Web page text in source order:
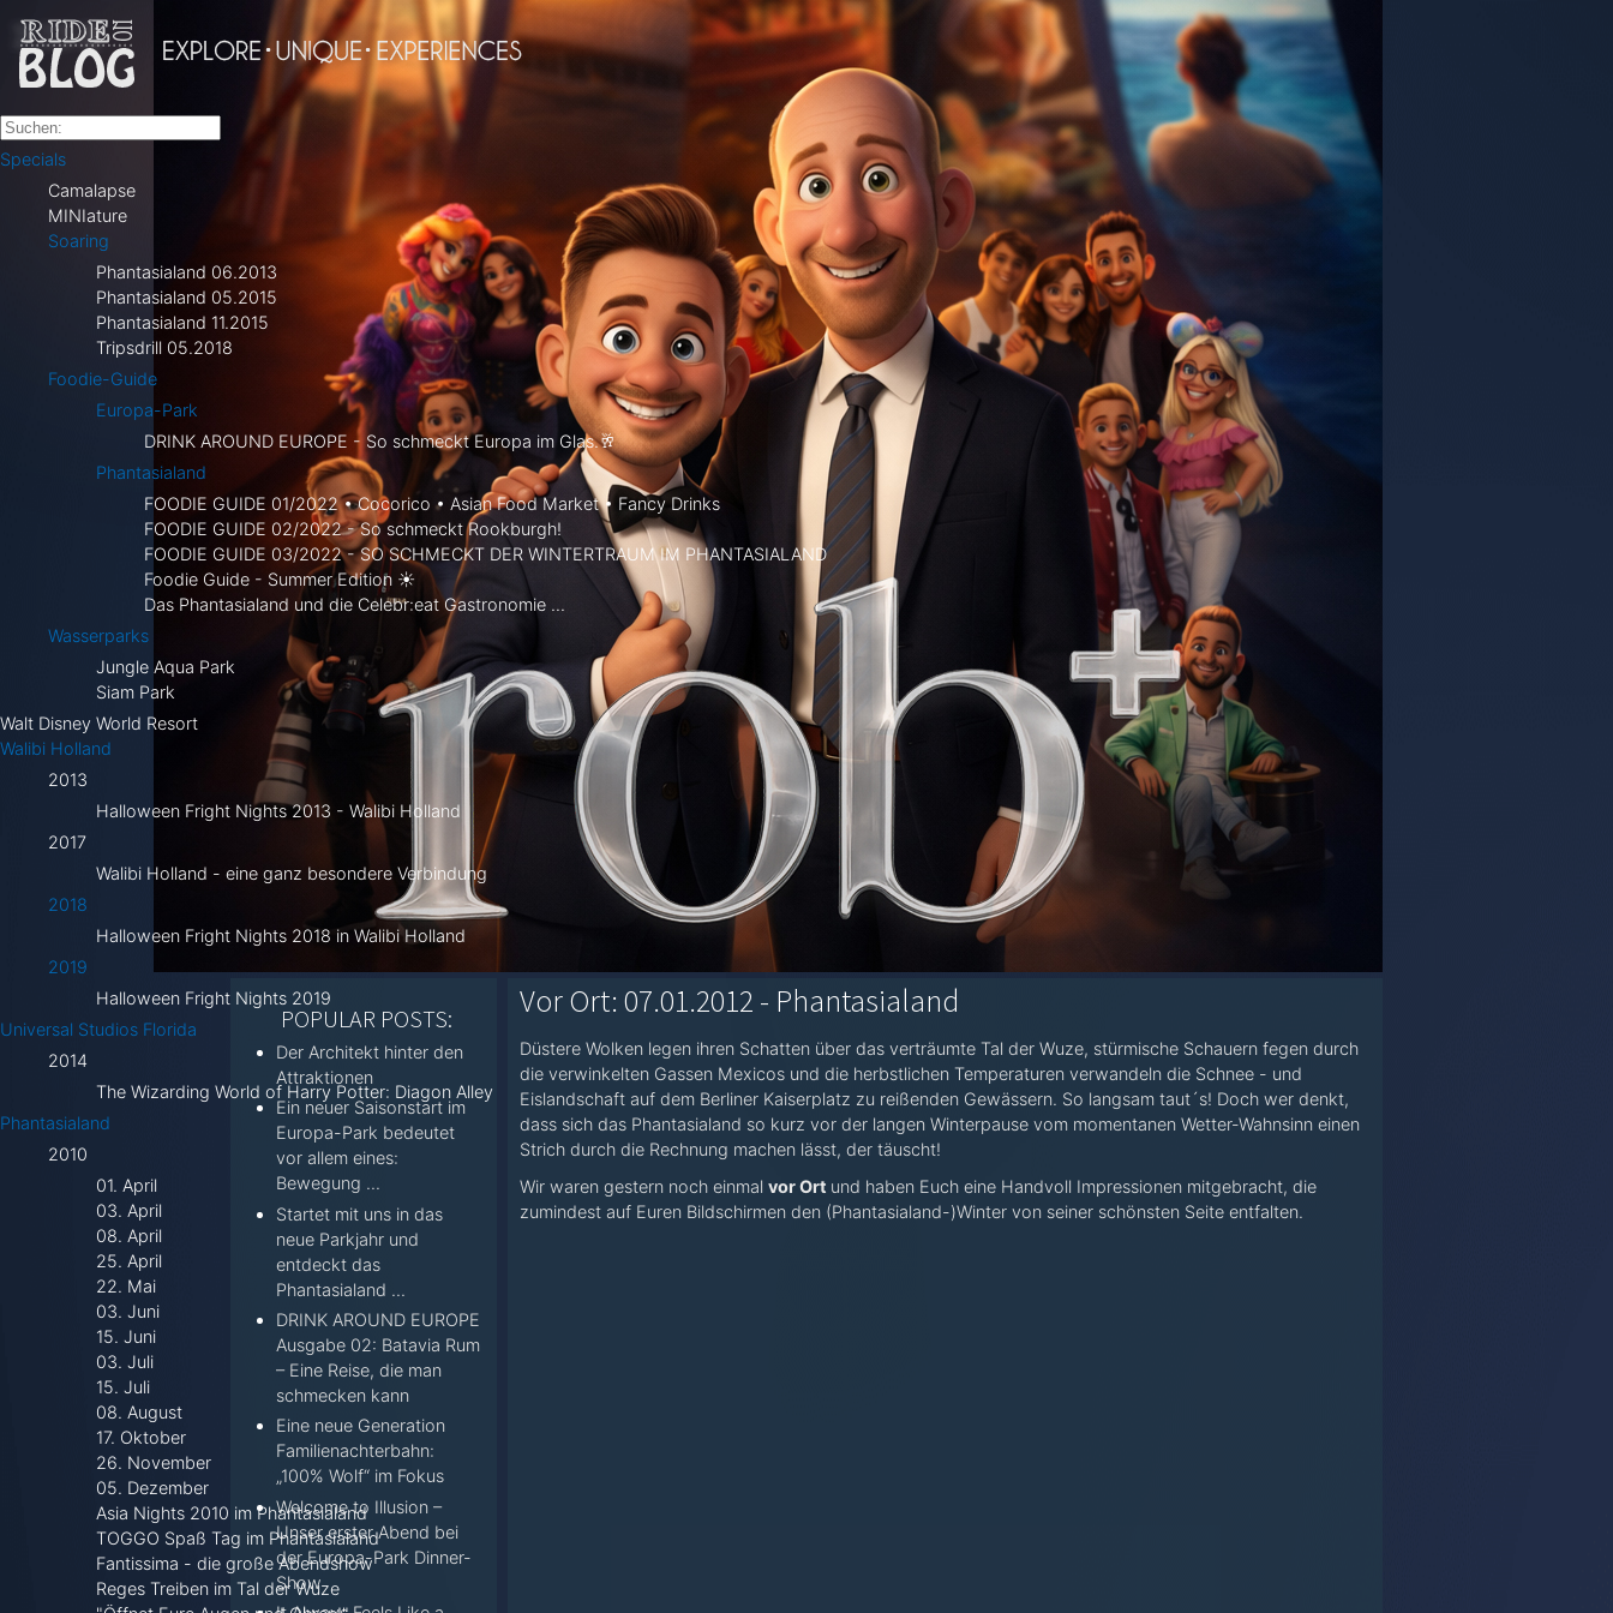
Specials
Camalapse
MINIature
Soaring
Phantasialand 06.2013
Phantasialand 05.2015
Phantasialand 11.2015
Tripsdrill 05.2018
Foodie-Guide
Europa-Park
DRINK AROUND EUROPE - So schmeckt Europa im Glas.🥂
Phantasialand
FOODIE GUIDE 01/2022 • Cocorico • Asian Food Market • Fancy Drinks
FOODIE GUIDE 02/2022 - So schmeckt Rookburgh!
FOODIE GUIDE 03/2022 - SO SCHMECKT DER WINTERTRAUM IM PHANTASIALAND
Foodie Guide - Summer Edition ☀
Das Phantasialand und die Celebr:eat Gastronomie ...
Wasserparks
Jungle Aqua Park
Siam Park
Walt Disney World Resort
Walibi Holland
2013
Halloween Fright Nights 2013 - Walibi Holland
2017
Walibi Holland - eine ganz besondere Verbindung
2018
Halloween Fright Nights 2018 in Walibi Holland
2019
Halloween Fright Nights 2019
Universal Studios Florida
2014
The Wizarding World of Harry Potter: Diagon Alley
Phantasialand
2010
01. April
03. April
08. April
25. April
22. Mai
03. Juni
15. Juni
03. Juli
15. Juli
08. August
17. Oktober
26. November
05. Dezember
Asia Nights 2010 im Phantasialand
TOGGO Spaß Tag im Phantasialand
Fantissima - die große Abendshow
Reges Treiben im Tal der Wuze
Vor Ort: 07.01.2012 - Phantasialand
Düstere Wolken legen ihren Schatten über das verträumte Tal der Wuze, stürmische Schauern fegen durch
die verwinkelten Gassen Mexicos und die herbstlichen Temperaturen verwandeln die Schnee - und
Eislandschaft auf dem Berliner Kaiserplatz zu reißenden Gewässern. So langsam taut´s! Doch wer denkt,
dass sich das Phantasialand so kurz vor der langen Winterpause vom momentanen Wetter-Wahnsinn einen
Strich durch die Rechnung machen lässt, der täuscht!
Wir waren gestern noch einmalvor Ort und haben Euch eine Handvoll Impressionen mitgebracht, die
zumindest auf Euren Bildschirmen den (Phantasialand-)Winter von seiner schönsten Seite entfalten.
POPULAR POSTS:
Der Architekt hinter den
Attraktionen
Ein neuer Saisonstart im
Europa-Park bedeutet
vor allem eines:
Bewegung ...
Startet mit uns in das
neue Parkjahr und
entdeckt das
Phantasialand ...
DRINK AROUND EUROPE
Ausgabe 02: Batavia Rum
– Eine Reise, die man
schmecken kann
Eine neue Generation
Familienachterbahn:
„100% Wolf“ im Fokus
Welcome to Illusion –
Unser erster Abend bei
der Europa-Park Dinner-
Show